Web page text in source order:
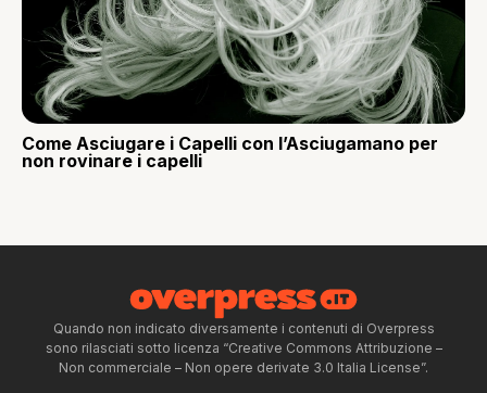
Come Asciugare i Capelli con l’Asciugamano per
non rovinare i capelli
Quando non indicato diversamente i contenuti di Overpress
sono rilasciati sotto licenza “Creative Commons Attribuzione –
Non commerciale – Non opere derivate 3.0 Italia License”.